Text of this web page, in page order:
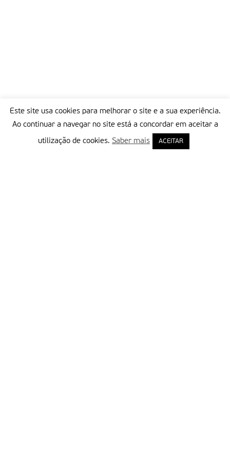
Este site usa cookies para melhorar o site e a sua experiência.
Ao continuar a navegar no site está a concordar em aceitar a
utilização de cookies. Saber mais ACEITAR